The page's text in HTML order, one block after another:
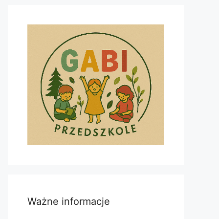
Ważne informacje